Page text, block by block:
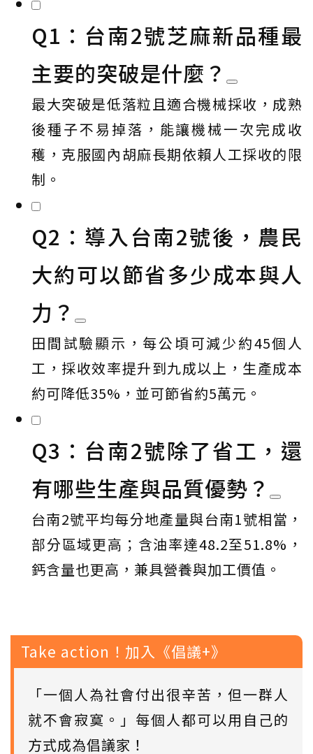
Q1：台南2號芝麻新品種最
主要的突破是什麼？
最大突破是低落粒且適合機械採收，成熟
後種子不易掉落，能讓機械一次完成收
穫，克服國內胡麻長期依賴人工採收的限
制。
Q2：導入台南2號後，農民
大約可以節省多少成本與人
力？
田間試驗顯示，每公頃可減少約45個人
工，採收效率提升到九成以上，生產成本
約可降低35%，並可節省約5萬元。
Q3：台南2號除了省工，還
有哪些生產與品質優勢？
台南2號平均每分地產量與台南1號相當，
部分區域更高；含油率達48.2至51.8%，
鈣含量也更高，兼具營養與加工價值。
Take action！加入《倡議+》
「一個人為社會付出很辛苦，但一群人
就不會寂寞。」每個人都可以用自己的
方式成為倡議家！